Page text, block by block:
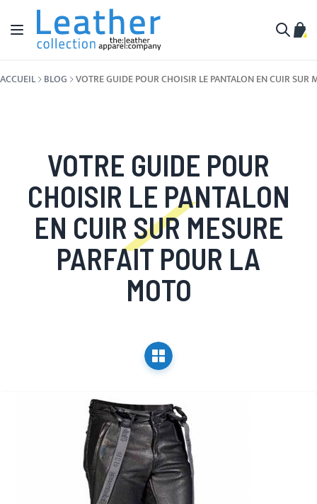
Aller au contenu
Affichage navigation
ACCUEIL BLOG VOTRE GUIDE POUR CHOISIR LE PANTALON EN CUIR SUR
VOTRE GUIDE POUR
CHOISIR LE PANTALON
EN CUIR SUR MESURE
PARFAIT POUR LA
MOTO